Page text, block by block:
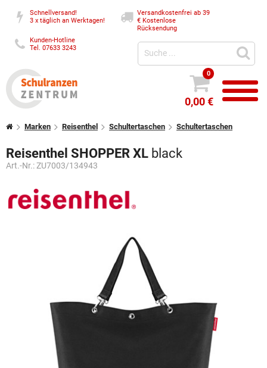
Schnellversand!
3 x täglich an Werktagen!
Versandkostenfrei ab 39
€Kostenlose
Rücksendung
Kunden-Hotline
Tel. 07633 3243
0
0,00 €
Marken Reisenthel Schultertaschen Schultertaschen
Reisenthel SHOPPER XL black
Art.-Nr.:ZU7003/134943